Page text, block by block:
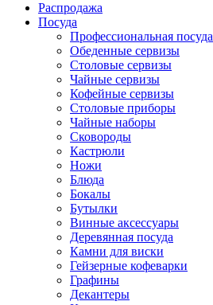
Распродажа
Посуда
Профессиональная посуда
Обеденные сервизы
Столовые сервизы
Чайные сервизы
Кофейные сервизы
Столовые приборы
Чайные наборы
Сковороды
Кастрюли
Ножи
Блюда
Бокалы
Бутылки
Винные аксессуары
Деревянная посуда
Камни для виски
Гейзерные кофеварки
Графины
Декантеры